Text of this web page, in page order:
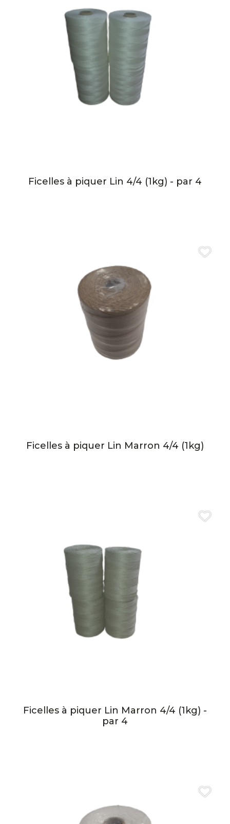
Ficelles à piquer Lin 4/4 (1kg) - par 4
Ficelles à piquer Lin Marron 4/4 (1kg)
Ficelles à piquer Lin Marron 4/4 (1kg) -
par 4